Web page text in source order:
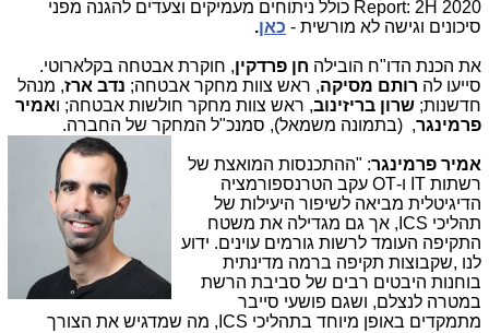
Report: 2H 2020 כולל ניתוחים מעמיקים וצעדים להגנה מפני
סיכונים וגישה לא מורשית - כאן.
את הכנת הדו"ח הובילה חן פרדקין, חוקרת אבטחה בקלארוטי.
סייעו לה רותם מסיקה, ראש צוות מחקר אבטחה; נדב ארז, מנהל
חדשנות; שרון בריזינוב, ראש צוות מחקר חולשות אבטחה; ואמיר
פרמינגר, (בתמונה משמאל), סמנכ"ל המחקר של החברה.
אמיר פרמינגר: "ההתכנסות המואצת של
רשתות IT ו-OT עקב הטרנספורמציה
הדיגיטלית מביאה לשיפור היעילות של
תהליכי ICS , אך גם מגדילה את משטח
התקיפה העומד לרשות גורמים עוינים. ידוע
לנו ,שקבוצות תקיפה ברמה מדינתית
בוחנות היבטים רבים של סביבת הרשת
במטרה לנצלם, ושגם פושעי סייבר
מתמקדים באופן מיוחד בתהליכי ICS , מה שמדגיש את הצורך